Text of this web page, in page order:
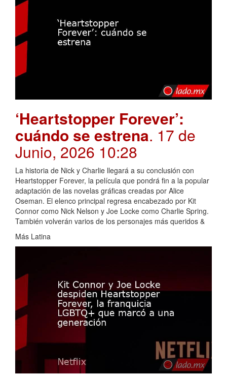
‘Heartstopper Forever’:
cuándo se estrena. 17 de
Junio, 2026 10:28
La historia de Nick y Charlie llegará a su conclusión con
Heartstopper Forever, la película que pondrá fin a la popular
adaptación de las novelas gráficas creadas por Alice
Oseman. El elenco principal regresa encabezado por Kit
Connor como Nick Nelson y Joe Locke como Charlie Spring.
También volverán varios de los personajes más queridos &
Más Latina